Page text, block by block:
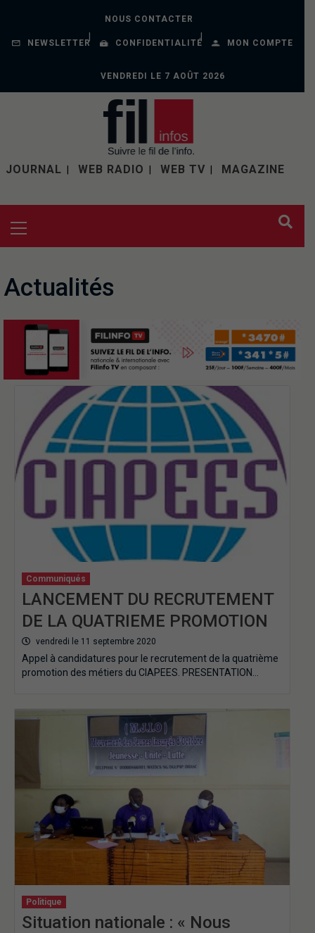
NOUS CONTACTER
NEWSLETTER CONFIDENTIALITÉ MON COMPTE
VENDREDI LE 7 AOÛT 2026
JOURNAL WEB RADIO WEB TV MAGAZINE
Actualités
Communiqués
LANCEMENT DU RECRUTEMENT
DE LA QUATRIEME PROMOTION
vendredi le 11 septembre 2020
Appel à candidatures pour le recrutement de la quatrième
promotion des métiers du CIAPEES. PRESENTATION…
Politique
Situation nationale : « Nous